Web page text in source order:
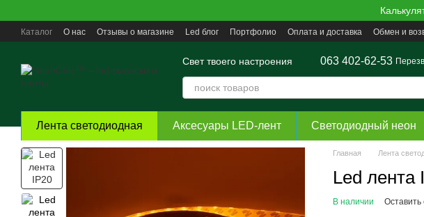
Каталог О нас Отзывы о магазине Led блог Портфолио Оплата и доставка Обмен и
Свет твоего настроения 063 402-62-53
Лента светодиодная Аксесуары LED-лент Светодиодный неон
Главная Лента
Led
В наличии Оставить